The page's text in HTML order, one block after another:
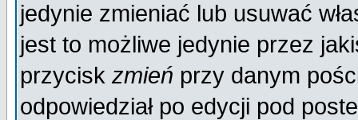
jedynie zmieniać lub usuwać
jest to możliwe jedynie przez
przycisk zmień przy danym
odpowiedział po edycji pod